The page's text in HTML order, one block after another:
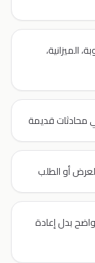
الميزانية،
محادثات قديمة
أو الطلب
بدل إعادة